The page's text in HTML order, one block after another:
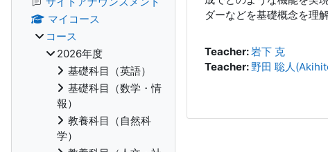
ダーなどを基礎概念を理
Teacher:岩下 克
Teacher:野田 聡人
マイコース
コース
2026年度
基礎科目（英語）
基礎科目（数学・情
報）
教養科目（自然科
学）